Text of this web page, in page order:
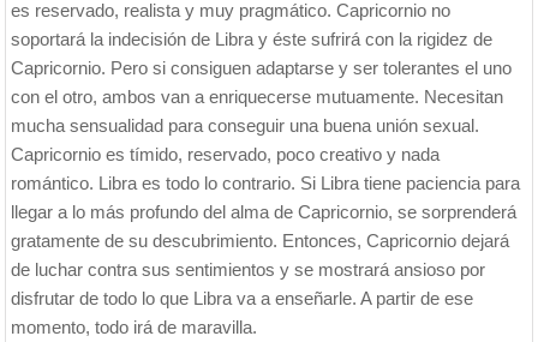
es reservado, realista y muy pragmático. Capricornio no
soportará la indecisión de Libra y éste sufrirá con la rigidez de
Capricornio. Pero si consiguen adaptarse y ser tolerantes el uno
con el otro, ambos van a enriquecerse mutuamente. Necesitan
mucha sensualidad para conseguir una buena unión sexual.
Capricornio es tímido, reservado, poco creativo y nada
romántico. Libra es todo lo contrario. Si Libra tiene paciencia para
llegar a lo más profundo del alma de Capricornio, se sorprenderá
gratamente de su descubrimiento. Entonces, Capricornio dejará
de luchar contra sus sentimientos y se mostrará ansioso por
disfrutar de todo lo que Libra va a enseñarle. A partir de ese
momento, todo irá de maravilla.